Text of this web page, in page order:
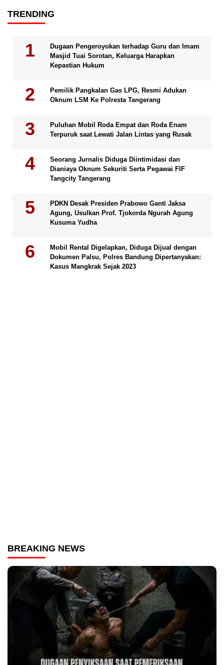
TRENDING
Dugaan Pengeroyokan terhadap Guru dan Imam
Masjid Tuai Sorotan, Keluarga Harapkan
Kepastian Hukum
Pemilik Pangkalan Gas LPG, Resmi Adukan
Oknum LSM Ke Polresta Tangerang
Puluhan Mobil Roda Empat dan Roda Enam
Terpuruk saat Lewati Jalan Lintas yang Rusak
Seorang Jurnalis Diduga Diintimidasi dan
Dianiaya Oknum Sekuriti Serta Pegawai FIF
Tangcity Tangerang
PDKN Desak Presiden Prabowo Ganti Jaksa
Agung, Usulkan Prof. Tjokorda Ngurah Agung
Kusuma Yudha
Mobil Rental Digelapkan, Diduga Dijual dengan
Dokumen Palsu, Polres Bandung Dipertanyakan:
Kasus Mangkrak Sejak 2023
BREAKING NEWS